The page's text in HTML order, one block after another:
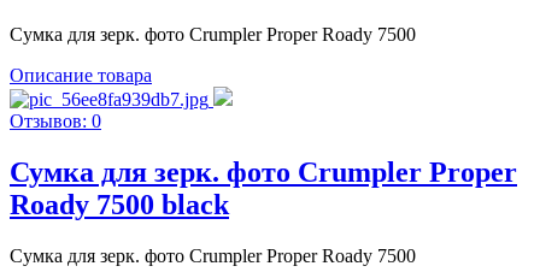
Сумка для зерк. фото Crumpler Proper Roady 7500
Описание товара
Отзывов: 0
Сумка для зерк. фото Crumpler Proper
Roady 7500 black
Сумка для зерк. фото Crumpler Proper Roady 7500